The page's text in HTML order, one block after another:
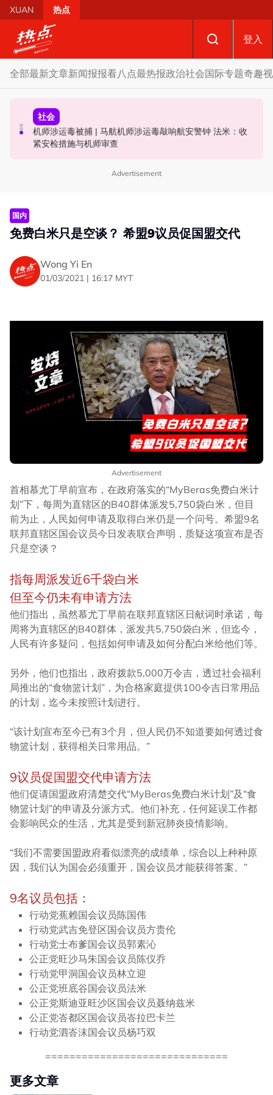
Skip to main content
XUAN 热点
登入
全部最新文章新闻报报看八点最热报政治社会国际专题奇趣
社会
网络热什么 | 公寓水管房传出诡异“求救声”？ 警方调查后
真相大白！
社会
机师涉运毒被捕 | 马航机师涉运毒敲响航安警钟 法米：收
紧安检措施与机师审查
政治
忧砂拉越17新增议席无法赶上砂选举 阿都卡林：选委会早
该启动选区重划事宜
Advertisement
国内
免费白米只是空谈？ 希盟9议员促国盟交代
Wong Yi En
01/03/2021 | 16:17 MYT
Advertisement
首相慕尤丁早前宣布，在政府落实的“MyBeras免费白米计
划”下，每周为直辖区的B40群体派发5,750袋白米，但目
前为止，人民如何申请及取得白米仍是一个问号。希盟9名
联邦直辖区国会议员今日发表联合声明，质疑这项宣布是否
只是空谈？
指每周派发近6千袋白米
但至今仍未有申请方法
他们指出，虽然慕尤丁早前在联邦直辖区日献词时承诺，每
周将为直辖区的B40群体，派发共5,750袋白米，但迄今，
人民有许多疑问，包括如何申请及如何分配白米给他们等。
另外，他们也指出，政府拨款5,000万令吉，透过社会福利
局推出的“食物篮计划”，为合格家庭提供100令吉日常用品
的计划，迄今未按照计划进行。
“该计划宣布至今已有3个月，但人民仍不知道要如何透过食
物篮计划，获得相关日常用品。”
9议员促国盟交代申请方法
他们促请国盟政府清楚交代“MyBeras免费白米计划”及“食
物篮计划”的申请及分派方式。他们补充，任何延误工作都
会影响民众的生活，尤其是受到新冠肺炎疫情影响。
“我们不需要国盟政府看似漂亮的成绩单，综合以上种种原
因，我们认为国会必须重开，国会议员才能获得答案。”
9名议员包括：
行动党蕉赖国会议员陈国伟
行动党武吉免登区国会议员方贵伦
行动党士布爹国会议员郭素沁
公正党旺沙马朱国会议员陈仪乔
行动党甲洞国会议员林立迎
公正党班底谷国会议员法米
公正党斯迪亚旺沙区国会议员聂纳兹米
公正党峇都区国会议员峇拉巴卡兰
行动党泗峇沫国会议员杨巧双
==========​==========​==========
更多文章